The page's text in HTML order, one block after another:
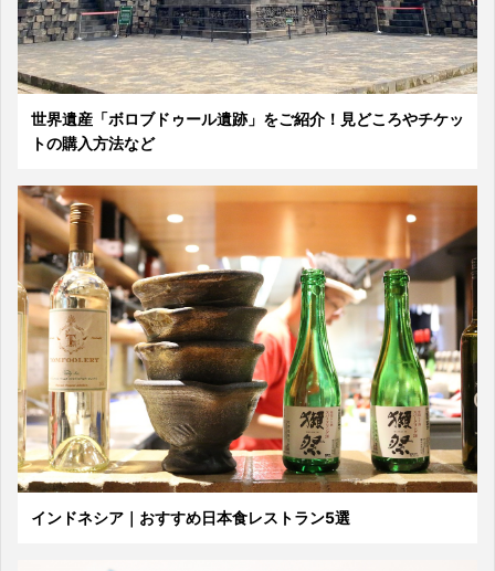
世界遺産「ボロブドゥール遺跡」をご紹介！見どころやチケッ
トの購入方法など
インドネシア｜おすすめ日本食レストラン5選